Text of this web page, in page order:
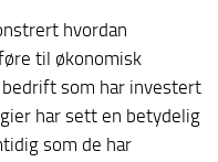
hvordan
til økonomisk
som har investert
har sett en betydelig
som de har